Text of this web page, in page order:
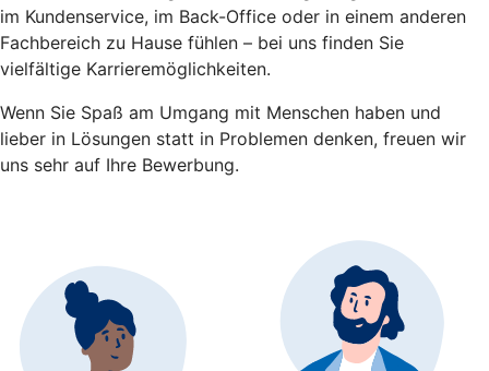
im Kundenservice, im Back-Office oder in einem anderen
Fachbereich zu Hause fühlen – bei uns finden Sie
vielfältige Karrieremöglichkeiten.
Wenn Sie Spaß am Umgang mit Menschen haben und
lieber in Lösungen statt in Problemen denken, freuen wir
uns sehr auf Ihre Bewerbung.